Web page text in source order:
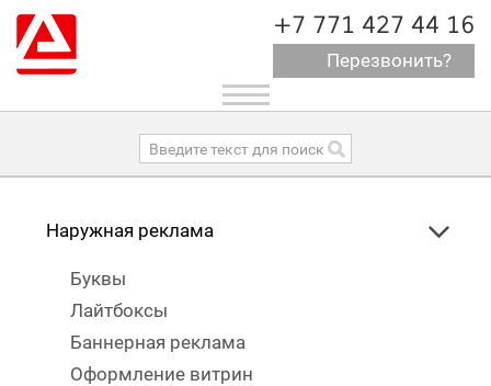
+7 771 427 44 16
Перезвонить?
Toggle
navigation
Наружная реклама
Буквы
Лайтбоксы
Баннерная реклама
Оформление витрин